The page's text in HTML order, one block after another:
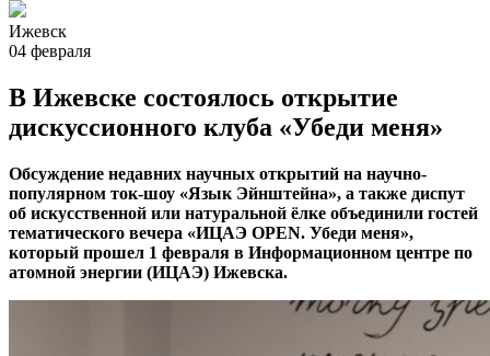
Ижевск
04 февраля
В Ижевске состоялось открытие
дискуссионного клуба «Убеди меня»
Обсуждение недавних научных открытий на научно-
популярном ток-шоу «Язык Эйнштейна», а также диспут
об искусственной или натуральной ёлке объединили гостей
тематического вечера «ИЦАЭ OPEN. Убеди меня»,
который прошел 1 февраля в Информационном центре по
атомной энергии (ИЦАЭ) Ижевска.